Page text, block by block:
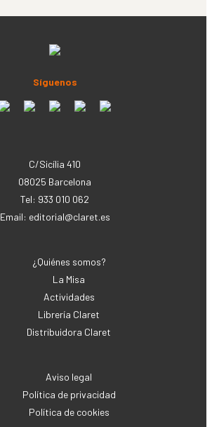
Síguenos
C/Sicília 410
08025 Barcelona
Tel: 933 010 062
Email: editorial@claret.es
¿Quiénes somos?
La Misa
Actividades
Librería Claret
Distribuidora Claret
Aviso legal
Política de privacidad
Política de cookies